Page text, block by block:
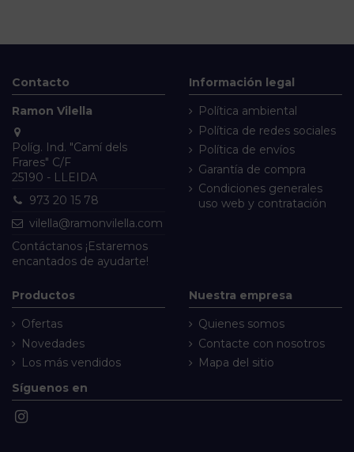
Contacto
Ramon Vilella
Políg. Ind. "Camí dels
Frares" C/F
25190 - LLEIDA
973 20 15 78
vilella@ramonvilella.com
Contáctanos ¡Estaremos
encantados de ayudarte!
Información legal
Política ambiental
Política de redes sociales
Política de envíos
Garantía de compra
Condiciones generales
uso web y contratación
Productos
Ofertas
Novedades
Los más vendidos
Nuestra empresa
Quienes somos
Contacte con nosotros
Mapa del sitio
Síguenos en